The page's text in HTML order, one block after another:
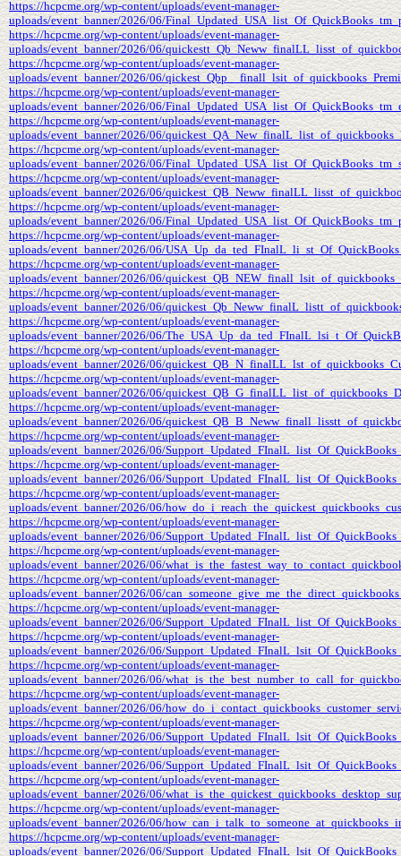
https://hcpcme.org/wp-content/uploads/event-manager-
uploads/event_banner/2026/06/
https://hcpcme.org/wp-content/uploads/event-manager-
uploads/event_banner/2026/06/
https://hcpcme.org/wp-content/uploads/event-manager-
uploads/event_banner/2026/06/
https://hcpcme.org/wp-content/uploads/event-manager-
uploads/event_banner/2026/06/
https://hcpcme.org/wp-content/uploads/event-manager-
uploads/event_banner/2026/06/
https://hcpcme.org/wp-content/uploads/event-manager-
uploads/event_banner/2026/06/
https://hcpcme.org/wp-content/uploads/event-manager-
uploads/event_banner/2026/06/
https://hcpcme.org/wp-content/uploads/event-manager-
uploads/event_banner/2026/06/
https://hcpcme.org/wp-content/uploads/event-manager-
uploads/event_banner/2026/06/
https://hcpcme.org/wp-content/uploads/event-manager-
uploads/event_banner/2026/06/
https://hcpcme.org/wp-content/uploads/event-manager-
uploads/event_banner/2026/06/
https://hcpcme.org/wp-content/uploads/event-manager-
uploads/event_banner/2026/06/
https://hcpcme.org/wp-content/uploads/event-manager-
uploads/event_banner/2026/06/
https://hcpcme.org/wp-content/uploads/event-manager-
uploads/event_banner/2026/06/
https://hcpcme.org/wp-content/uploads/event-manager-
uploads/event_banner/2026/06/
https://hcpcme.org/wp-content/uploads/event-manager-
uploads/event_banner/2026/06/
https://hcpcme.org/wp-content/uploads/event-manager-
uploads/event_banner/2026/06/
https://hcpcme.org/wp-content/uploads/event-manager-
uploads/event_banner/2026/06/
https://hcpcme.org/wp-content/uploads/event-manager-
uploads/event_banner/2026/06/
https://hcpcme.org/wp-content/uploads/event-manager-
uploads/event_banner/2026/06/
https://hcpcme.org/wp-content/uploads/event-manager-
uploads/event_banner/2026/06/
https://hcpcme.org/wp-content/uploads/event-manager-
uploads/event_banner/2026/06/
https://hcpcme.org/wp-content/uploads/event-manager-
uploads/event_banner/2026/06/
https://hcpcme.org/wp-content/uploads/event-manager-
uploads/event_banner/2026/06/
https://hcpcme.org/wp-content/uploads/event-manager-
uploads/event_banner/2026/06/
https://hcpcme.org/wp-content/uploads/event-manager-
uploads/event_banner/2026/06/
https://hcpcme.org/wp-content/uploads/event-manager-
uploads/event_banner/2026/06/
https://hcpcme.org/wp-content/uploads/event-manager-
uploads/event_banner/2026/06/
https://hcpcme.org/wp-content/uploads/event-manager-
uploads/event_banner/2026/06/
https://hcpcme.org/wp-content/uploads/event-manager-
uploads/event_banner/2026/06/